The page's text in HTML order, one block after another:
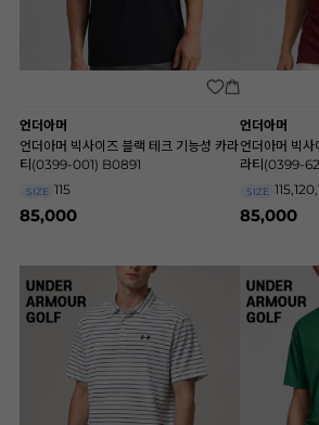
언더아머
언더아머 빅사이즈 블랙 테크 기능성 카라
티(0399-001) B0891
SIZE 115
85,000
언더아머
언더아머 빅
라티(0399-
SIZE
85,000